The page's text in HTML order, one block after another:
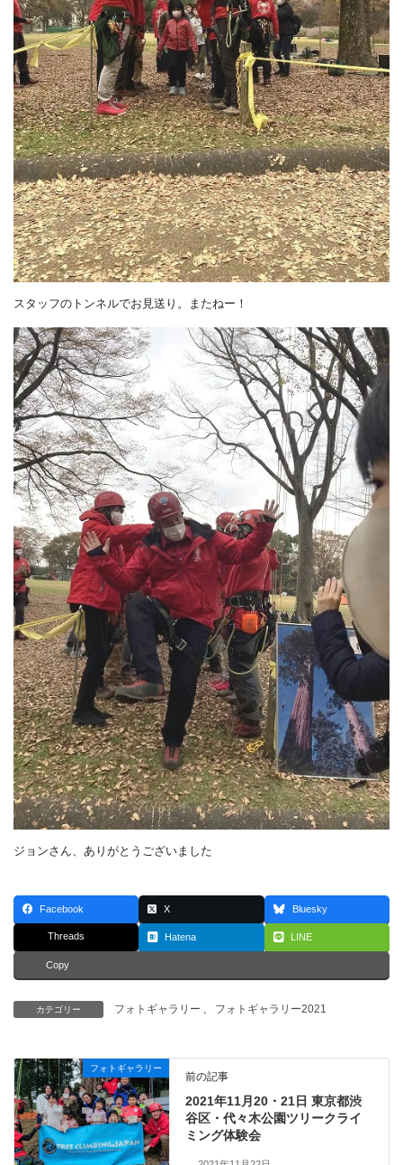
スタッフのトンネルでお見送り。またねー！
ジョンさん、ありがとうございました
Facebook X Bluesky
Threads Hatena LINE
Copy
カテゴリー フォトギャラリー フォトギャラリー2021
フォトギャラリー
前の記事
2021年11月20・21日 東京都渋
谷区・代々木公園ツリークライ
ミング体験会